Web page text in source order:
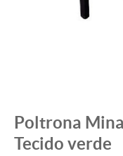
Poltrona
Tecido verde